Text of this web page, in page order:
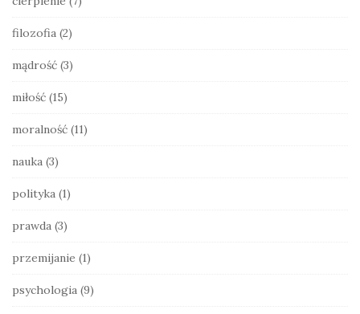
a
filozofia (2)
mądrość (3)
miłość (15)
moralność (11)
nauka (3)
polityka (1)
prawda (3)
przemijanie (1)
psychologia (9)